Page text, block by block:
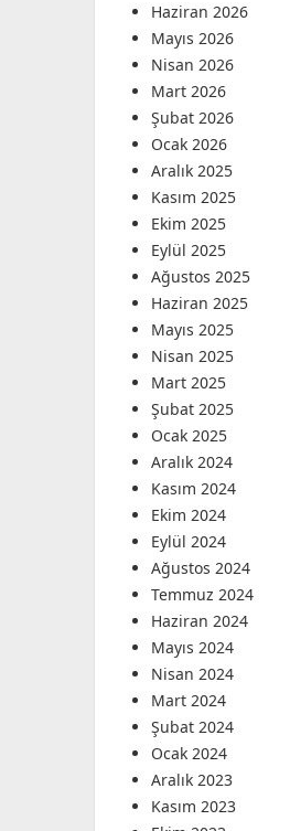
Haziran 2026
Mayıs 2026
Nisan 2026
Mart 2026
Şubat 2026
Ocak 2026
Aralık 2025
Kasım 2025
Ekim 2025
Eylül 2025
Ağustos 2025
Haziran 2025
Mayıs 2025
Nisan 2025
Mart 2025
Şubat 2025
Ocak 2025
Aralık 2024
Kasım 2024
Ekim 2024
Eylül 2024
Ağustos 2024
Temmuz 2024
Haziran 2024
Mayıs 2024
Nisan 2024
Mart 2024
Şubat 2024
Ocak 2024
Aralık 2023
Kasım 2023